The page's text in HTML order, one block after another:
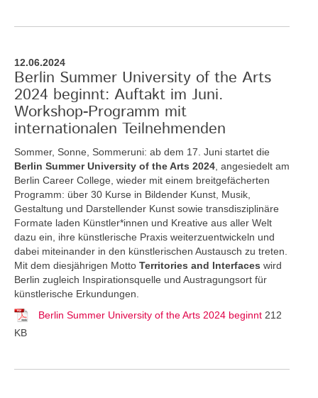
12.06.2024
Berlin Summer University of the Arts
2024 beginnt: Auftakt im Juni.
Workshop-Programm mit
internationalen Teilnehmenden
Sommer, Sonne, Sommeruni: ab dem 17. Juni startet die
Berlin Summer University of the Arts 2024 , angesiedelt am
Berlin Career College, wieder mit einem breitgefächerten
Programm: über 30 Kurse in Bildender Kunst, Musik,
Gestaltung und Darstellender Kunst sowie transdisziplinäre
Formate laden Künstler*innen und Kreative aus aller Welt
dazu ein, ihre künstlerische Praxis weiterzuentwickeln und
dabei miteinander in den künstlerischen Austausch zu treten.
Mit dem diesjährigen Motto Territories and Interfaces wird
Berlin zugleich Inspirationsquelle und Austragungsort für
künstlerische Erkundungen.
Berlin Summer University of the Arts 2024 beginnt 212
KB